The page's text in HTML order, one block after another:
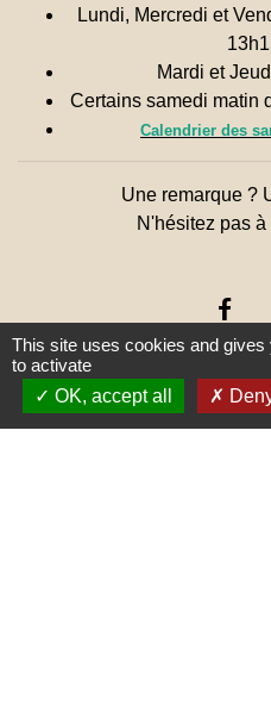
Lundi, Mercredi et
Mardi et
Certains samedi matin
Calendrier des
Une remarque ?
N'hésitez pas
This site uses cookies and
to activate
OK, accept all